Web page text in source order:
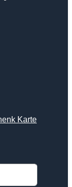
Karte